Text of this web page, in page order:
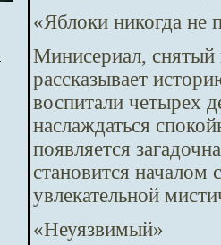
«Яблоки никогда не
Минисериал,
рассказывает
воспитали четырех
наслаждаться
появляется
становится
увлекательной
«Неуязвимый»